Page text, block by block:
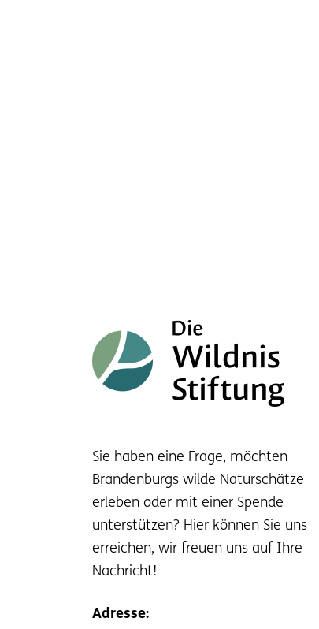
Sie haben eine Frage, möchten
Brandenburgs wilde Naturschätze
erleben oder mit einer Spende
unterstützen? Hier können Sie uns
erreichen, wir freuen uns auf Ihre
Nachricht!
Adresse: